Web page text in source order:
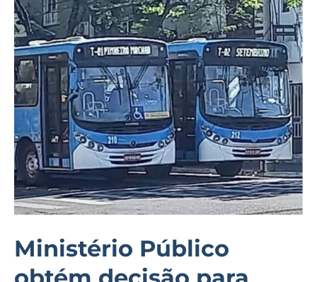
Ministério Público
Ministério
Público
obtém
decisão
para
regularizar
transporte
coletivo
em
Uruguaiana